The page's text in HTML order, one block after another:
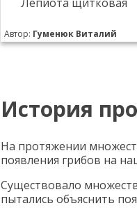
Автор: Гуменюк Виталий
История
На протяжении
появления грибов на
Существовало
пытались объяснить